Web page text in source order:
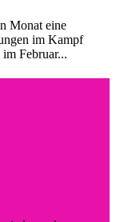
Monat eine
im Kampf
Februar...